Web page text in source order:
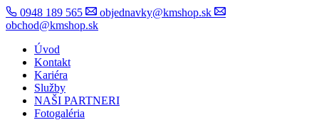
0948 189 565
objednavky@kmshop.sk
obchod@kmshop.sk
Úvod
Kontakt
Kariéra
Služby
NAŠI PARTNERI
Fotogaléria